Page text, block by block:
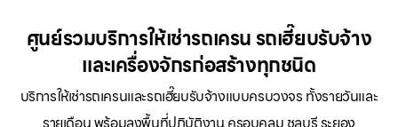
ศูนย์รวมบริการให้เช่ารถเครน รถเฮี๊ยบรับจ้าง
และเครื่องจักรก่อสร้างทุกชนิด
บริการให้เช่ารถเครนและรถเฮี๊ยบรับจ้างแบบครบวงจร ทั้งรายวันและ